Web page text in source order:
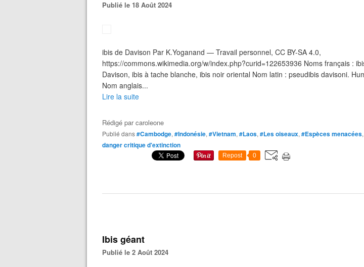
Publié le 18 Août 2024
ibis de Davison Par K.Yoganand — Travail personnel, CC BY-SA 4.0,
https://commons.wikimedia.org/w/index.php?curid=122653936 Noms français :
Davison, ibis à tache blanche, ibis noir oriental Nom latin : pseudibis davisoni.
Nom anglais...
Lire la suite
Rédigé parcaroleone
Publié dans#Cambodge, #Indonésie, #Vietnam, #Laos, #Les oiseaux, #Espèces menacées,
danger critique d'extinction
Repost 0
Ibis géant
Publié le 2 Août 2024